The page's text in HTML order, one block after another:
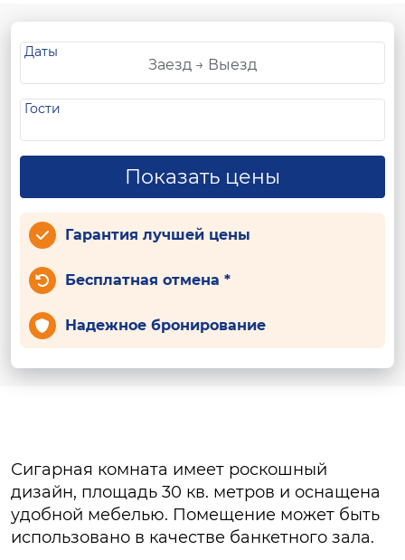
Даты
Гости
Показать цены
Гарантия лучшей цены
Бесплатная отмена *
Надежное бронирование
Сигарная комната имеет роскошный
дизайн, площадь 30 кв. метров и оснащена
удобной мебелью. Помещение может быть
использовано в качестве банкетного зала.